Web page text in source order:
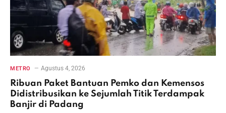
METRO Agustus 4, 2026
Ribuan Paket Bantuan Pemko dan Kemensos
Didistribusikan ke Sejumlah Titik Terdampak
Banjir di Padang